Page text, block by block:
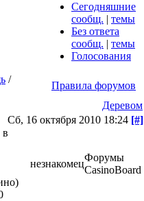
Сегодняшние
сообщ. | темы
Без ответа
сообщ. | темы
Голосования
/
Правила форумов
Деревом
Сб, 16 октября 2010 18:24 [#]
незнакомец
Форумы
CasinoBoard